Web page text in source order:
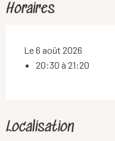
Horaires
Le 6 août 2026
20:30 à 21:20
Localisation